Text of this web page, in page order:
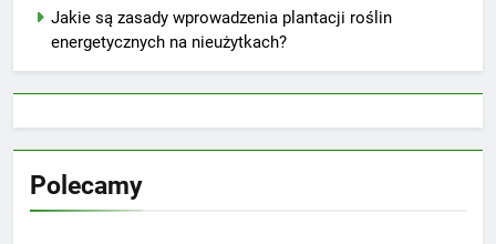
Jakie są zasady wprowadzenia plantacji roślin
energetycznych na nieużytkach?
Polecamy